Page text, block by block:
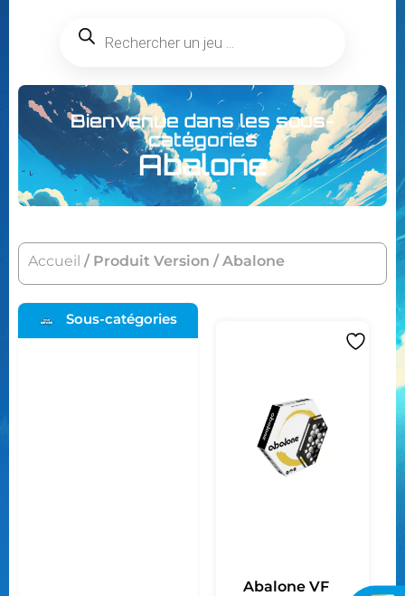
Bienvenue dans les sous-
catégories
Abalone
Accueil / Produit Version / Abalone
Sous-catégories
Abalone VF